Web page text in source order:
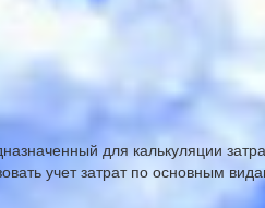
для калькуляции
учет затрат по основным